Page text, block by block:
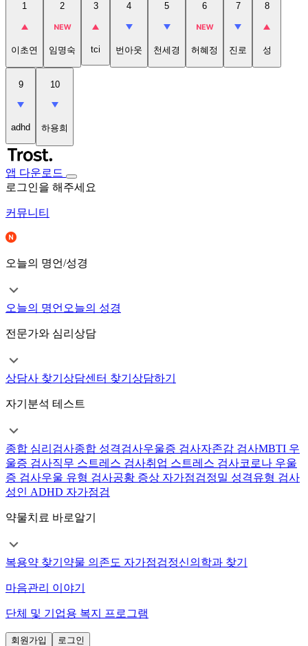
1
이초연
2
임명숙
3
tci
4
번아웃
5
천세경
6
허혜정
7
진로
8
성
9
adhd
10
하용희
앱 다운로드
로그인을 해주세요
커뮤니티
오늘의 명언/성경
오늘의 명언 오늘의 성경
전문가와 심리상담
상담사 찾기 상담센터 찾기 상담하기
자기분석 테스트
종합 심리검사종합 성격검사우울증 검사자존감 검사MBTI 우
울증 검사직무 스트레스 검사취업 스트레스 검사코로나 우울
증 검사우울 유형 검사공황 증상 자가점검정밀 성격유형 검사
성인 ADHD 자가점검
약물치료 바로알기
복용약 찾기 약물 의존도 자가점검정신의학과 찾기
마음관리 이야기
단체 및 기업용 복지 프로그램
회원가입 로그인